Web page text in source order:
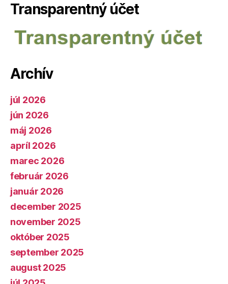
Transparentný účet
Archív
júl 2026
jún 2026
máj 2026
apríl 2026
marec 2026
február 2026
január 2026
december 2025
november 2025
október 2025
september 2025
august 2025